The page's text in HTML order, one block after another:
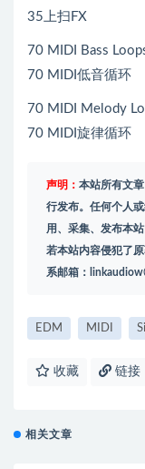
35上扫FX
70 MIDI Bass
70 MIDI低音循环
70 MIDI Melody
70 MIDI旋律循环
声明： 本站所有文
行发布。任何个人
用、采集、发布本
若本站内容侵犯了
系邮箱：
EDM MIDI
收藏 链接
相关文章